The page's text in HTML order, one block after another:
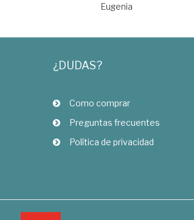
Eugenia
¿DUDAS?
Como comprar
Preguntas frecuentes
Política de privacidad